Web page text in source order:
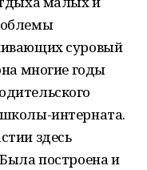
суровый
многие годы
интерната.
здесь
построена и